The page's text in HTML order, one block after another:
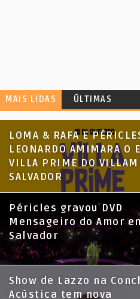
MAIS LIDAS ÚLTIMAS
LOMA & RAFA E
LEONARDO AMIMARA O
VILLA PRIME DO
SALVADOR
Péricles gravou DVD
Mensageiro do Amor
Salvador
Show de Lazzo na
Acústica tem nova